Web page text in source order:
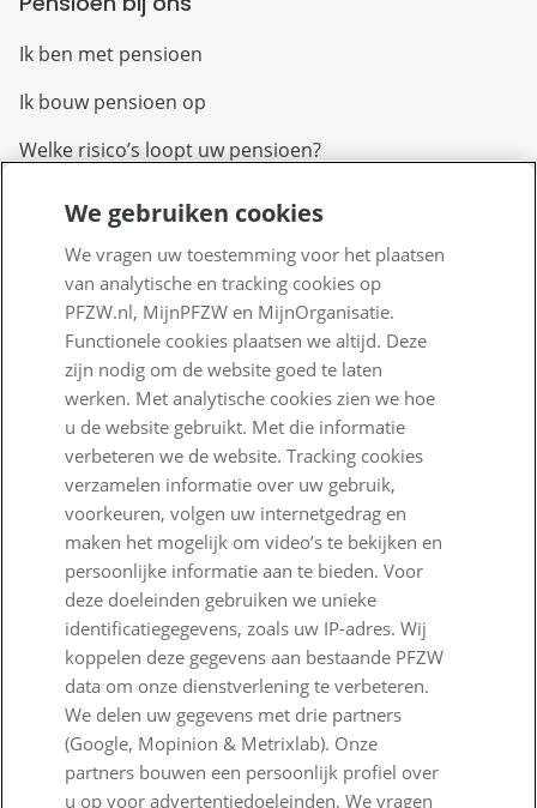
Ik ben met pensioen
Ik bouw pensioen op
Welke risico’s loopt uw pensioen?
Over PFZW
Wij zijn PFZW
Beleggen voor een goed pensioen
Nieuwe regels voor pensioen
Zo staan we ervoor
Nieuws
Voor de pers
PFZW Dichtbij
Werken bij PFZW
Responsible disclosure
Digitale toegankelijkheid
Goed Bezig
We gebruiken cookies
We vragen uw toestemming voor het plaatsen
van analytische en tracking cookies op
PFZW.nl, MijnPFZW en MijnOrganisatie.
Functionele cookies plaatsen we altijd. Deze
zijn nodig om de website goed te laten
werken. Met analytische cookies zien we hoe
u de website gebruikt. Met die informatie
verbeteren we de website. Tracking cookies
verzamelen informatie over uw gebruik,
voorkeuren, volgen uw internetgedrag en
maken het mogelijk om video’s te bekijken en
persoonlijke informatie aan te bieden. Voor
deze doeleinden gebruiken we unieke
identificatiegegevens, zoals uw IP-adres. Wij
koppelen deze gegevens aan bestaande PFZW
data om onze dienstverlening te verbeteren.
We delen uw gegevens met drie partners
(Google, Mopinion & Metrixlab). Onze
partners bouwen een persoonlijk profiel over
u op voor advertentiedoeleinden. We vragen